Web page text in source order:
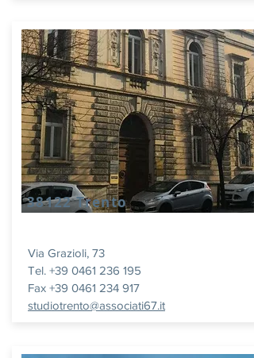
38122 Trento
Via Grazioli, 73
Tel. +39 0461 236 195
Fax +39 0461 234 917
studiotrento@associati67.it